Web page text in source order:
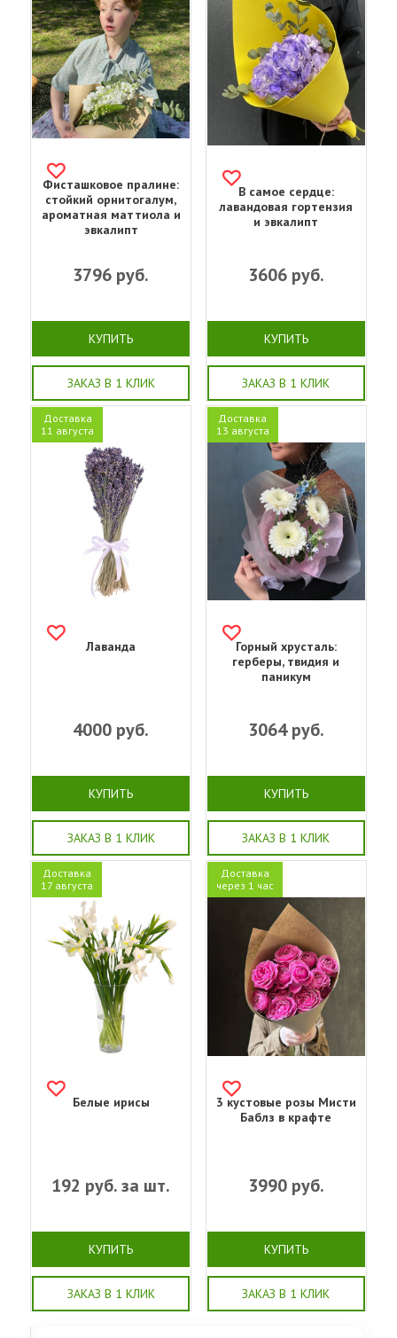
Фисташковое пралине:
стойкий орнитогалум,
ароматная маттиола и
эвкалипт
3796 руб.
КУПИТЬ
ЗАКАЗ В 1 КЛИК
В самое сердце:
лавандовая гортензия
и эвкалипт
3606руб.
КУПИТЬ
ЗАКАЗ В 1 КЛИК
Доставка
11 августа
Лаванда
4000 руб.
КУПИТЬ
ЗАКАЗ В 1 КЛИК
Доставка
13 августа
Горный хрусталь:
герберы, твидия и
паникум
3064руб.
КУПИТЬ
ЗАКАЗ В 1 КЛИК
Доставка
17 августа
Белые ирисы
192 руб. за шт.
КУПИТЬ
ЗАКАЗ В 1 КЛИК
Доставка
через 1 час
3 кустовые розы Мисти
Баблз в крафте
3990руб.
КУПИТЬ
ЗАКАЗ В 1 КЛИК